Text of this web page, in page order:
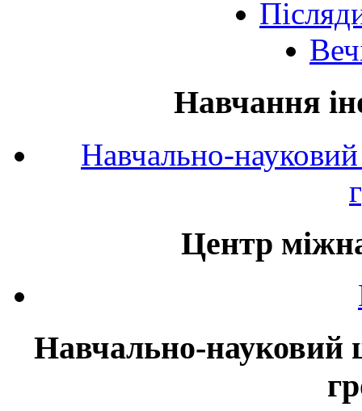
Навчання
Навчально-
Центр
Навчально-науковий